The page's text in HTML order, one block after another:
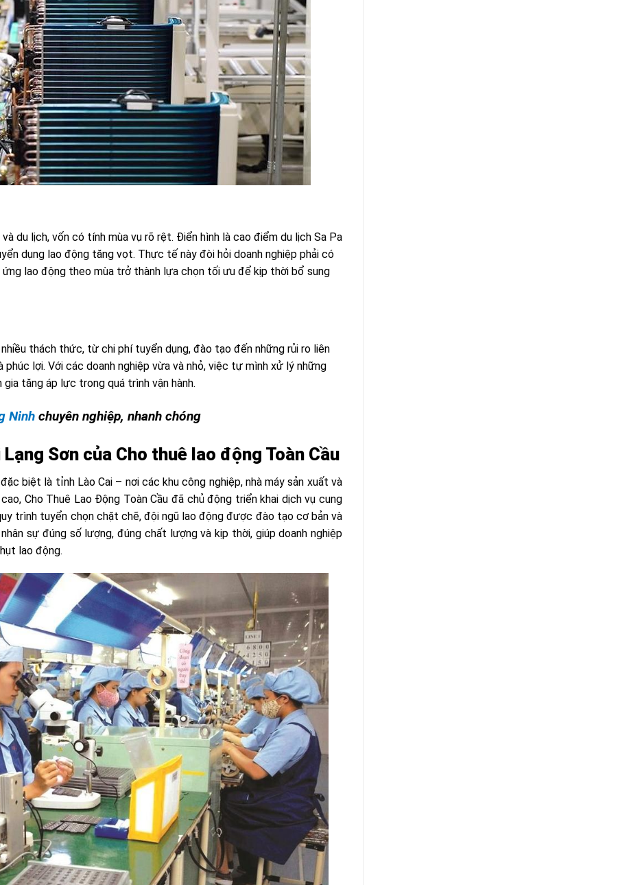
du lịch, vốn có tính mùa vụ rõ rệt. Điển hình là cao điểm du lịch Sa Pa
dụng lao động tăng vọt. Thực tế này đòi hỏi doanh nghiệp phải có
lao động theo mùa trở thành lựa chọn tối ưu để kịp thời bổ sung
thách thức, từ chi phí tuyển dụng, đào tạo đến những rủi ro liên
phúc lợi. Với các doanh nghiệp vừa và nhỏ, việc tự mình xử lý những
tăng áp lực trong quá trình vận hành.
Ninh chuyên nghiệp, nhanh chóng
Sơn của Cho thuê lao động Toàn Cầu
biệt là tỉnh Lào Cai – nơi các khu công nghiệp, nhà máy sản xuất và
Cho Thuê Lao Động Toàn Cầu đã chủ động triển khai dịch vụ cung
trình tuyển chọn chặt chẽ, đội ngũ lao động được đào tạo cơ bản và
sự đúng số lượng, đúng chất lượng và kịp thời, giúp doanh nghiệp
lao động.